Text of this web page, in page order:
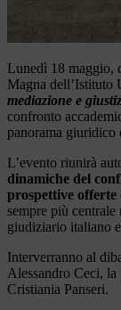
Lunedì 18 maggio,
Magna dell’Istituto
mediazione e
confronto
panorama giuridico
L’evento riunirà
dinamiche del
prospettive
sempre più
giudiziario italiano
Interverranno al
Alessandro Ceci, la
Cristiania Panseri.